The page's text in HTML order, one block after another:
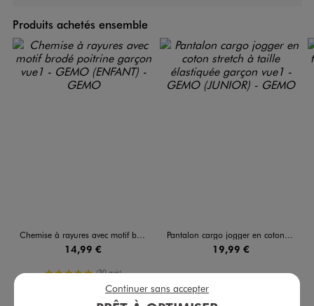
Produits achetés ensemble
Chemise à rayures avec motif brodé poitrine garçon
14,99 €
5/5 de moyenne
(30 avis)
Pantalon cargo jogger en coton stretch à taille élastiquée garçon
19,99 €
Continuer sans accepter